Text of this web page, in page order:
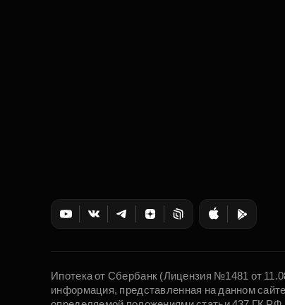
Ипотека от Сбербанк (Лицензия №1481 от
информация, представленная на данном